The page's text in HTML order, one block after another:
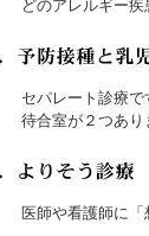
どのアレルギー疾
セパレート診療で
待合室が２つあり
医師や看護師に「